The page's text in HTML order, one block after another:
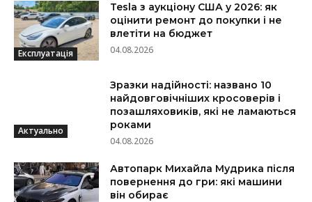
Експлуатація
Tesla з аукціону США у 2026: як
оцінити ремонт до покупки і не
влетіти на бюджет
04.08.2026
Актуально
Зразки надійності: названо 10
найдовговічніших кросоверів і
позашляховиків, які не ламаються
роками
04.08.2026
Автопарк Михайла Мудрика після
повернення до гри: які машини
він обирає